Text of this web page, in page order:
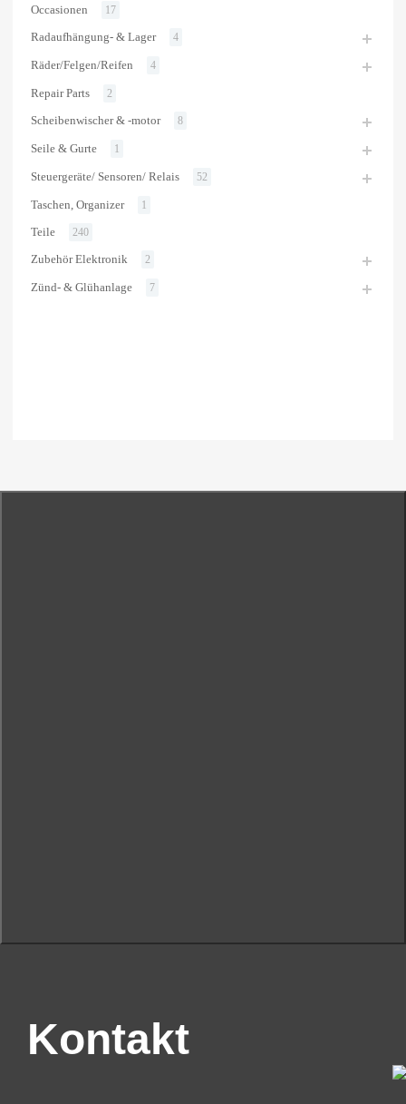
Occasionen 17
Radaufhängung- & Lager 4
Räder/Felgen/Reifen 4
Repair Parts 2
Scheibenwischer & -motor 8
Seile & Gurte 1
Steuergeräte/ Sensoren/ Relais 52
Taschen, Organizer 1
Teile 240
Zubehör Elektronik 2
Zünd- & Glühanlage 7
Kontakt